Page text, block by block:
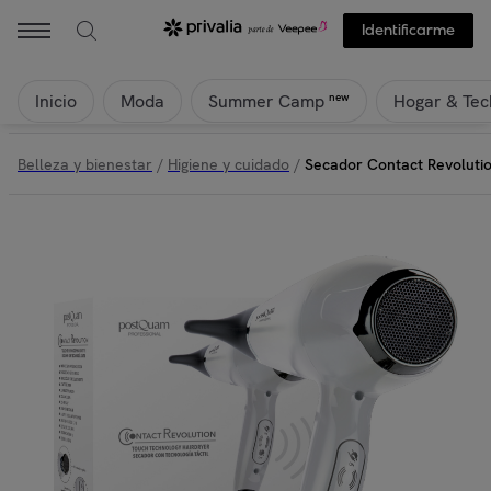
Identificarme
Inicio Moda Summer Camp new Hogar &
Belleza y bienestar / Higiene y cuidado / Secador Contact